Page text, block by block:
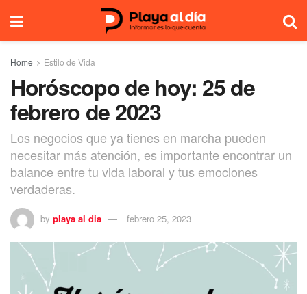
Home Estilo de Vida
Horóscopo de hoy: 25 de
febrero de 2023
Los negocios que ya tienes en marcha pueden
necesitar más atención, es importante encontrar un
balance entre tu vida laboral y tus emociones
verdaderas.
by playa al dia febrero 25, 2023